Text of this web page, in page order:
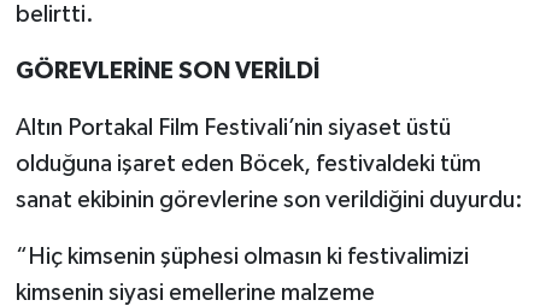
belirtti.
GÖREVLERİNE SON VERİLDİ
Altın Portakal Film Festivali’nin siyaset üstü
olduğuna işaret eden Böcek, festivaldeki tüm
sanat ekibinin görevlerine son verildiğini duyurdu:
“Hiç kimsenin şüphesi olmasın ki festivalimizi
kimsenin siyasi emellerine malzeme